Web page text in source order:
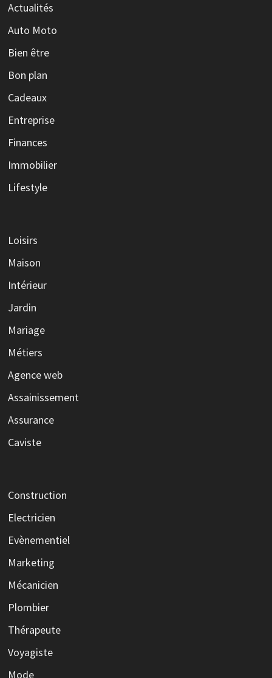
Actualités
Auto Moto
Bien être
Bon plan
Cadeaux
Entreprise
Finances
Immobilier
Lifestyle
Loisirs
Maison
Intérieur
Jardin
Mariage
Métiers
Agence web
Assainissement
Assurance
Caviste
Construction
Electricien
Evènementiel
Marketing
Mécanicien
Plombier
Thérapeute
Voyagiste
Mode